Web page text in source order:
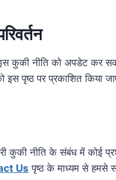
कुकी नीति को अपडेट कर
इस पृष्ठ पर प्रकाशित किया
कुकी नीति के संबंध में कोई
Us पृष्ठ के माध्यम से हमसे